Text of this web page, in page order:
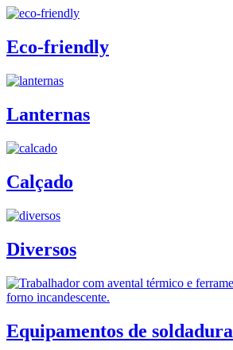
Eco-friendly
Lanternas
Calçado
Diversos
Equipamentos de soldadura